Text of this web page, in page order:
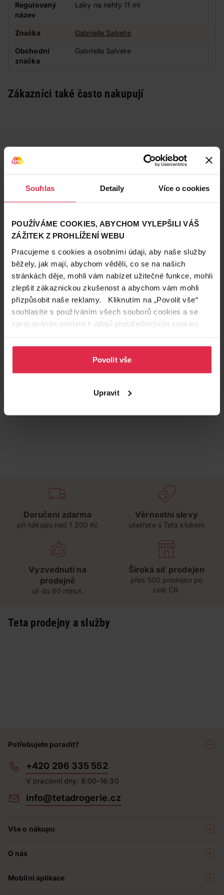
Souhlas Detaily Více o cookies
POUŽÍVÁME COOKIES, ABYCHOM VYLEPŠILI VÁŠ
ZÁŽITEK Z PROHLÍŽENÍ WEBU
Pracujeme s cookies a osobními údaji, aby naše služby
běžely, jak mají, abychom věděli, co se na našich
stránkách děje, mohli vám nabízet užitečné funkce, mohli
zlepšit zákaznickou zkušenost a abychom vám mohli
přizpůsobit naše reklamy. Kliknutím na „Povolit vše“
souhlasíte s používáním všech souborů cookies a se
zpracováním osobních údajů prostřednictvím cookies.
osobních údajů.
Povolit vše
Upravit
Regulovaný
název
Laky na nehty 11 ml
Značka Gabriella Salvete
Obchodní
značka
Gabriella Salvete
Zákazníci také často nakupují
Podobné produkty
Doručení zdarma
při nákupu nad 1 200 Kč
Věrnostní slevy
ušetřete s Teta klubem
Vyzvednutí na
prodejně
už do 60 minut.
Široká síť prodejen
přes 500 prodejen po
celé ČR.
Teta prodejny a služby
Potřebujete poradit?
+420 296 335 552
V pracovní dny: 8:00–16:30
info@tetadrogerie.cz
Vše o nákupu
Prodejny
O nás
Mobilní aplikace